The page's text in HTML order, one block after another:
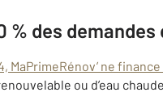
% des
MaPrimeRénov’ ne
ou d’eau